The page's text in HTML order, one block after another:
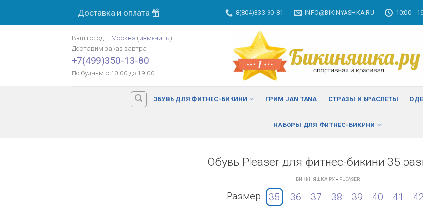
Доставка и оплата 8(804)333-90-81 INFO@BIKINYASHKA.RU 10:00 -
Ваш город – Москва (изменить)
Доставим заказ завтра
+7(499)350-13-80
По будням с 10:00 до 19:00
ОБУВЬ ДЛЯ ФИТНЕС-БИКИНИ ГРИМ JAN TANA СТРАЗЫ И БРАСЛЕТЫ
НАБОРЫ ДЛЯ ФИТНЕС-БИКИНИ
Обувь Pleaser для фитнес-бикини 35
БИКИНЯШКА.РУ» PLEASER
Размер 35 36 37 38 39 40 41 42